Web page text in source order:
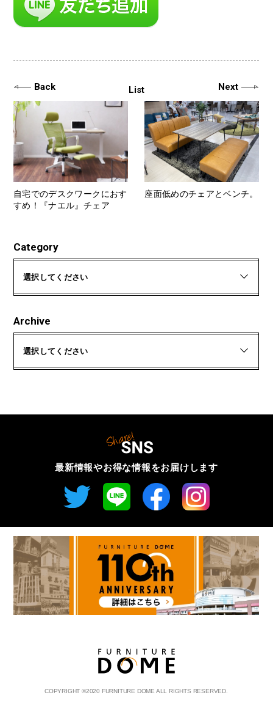
Back
自宅でのデスクワークにおす
すめ！『ナエル』チェア
座面低めのチェアとベンチ。
Next
List
Category
選択してください
Archive
選択してください
最新情報やお得な情報をお届けします
COPYRIGHT©2020 FURNITURE DOME ALL RIGHTS RESERVED.